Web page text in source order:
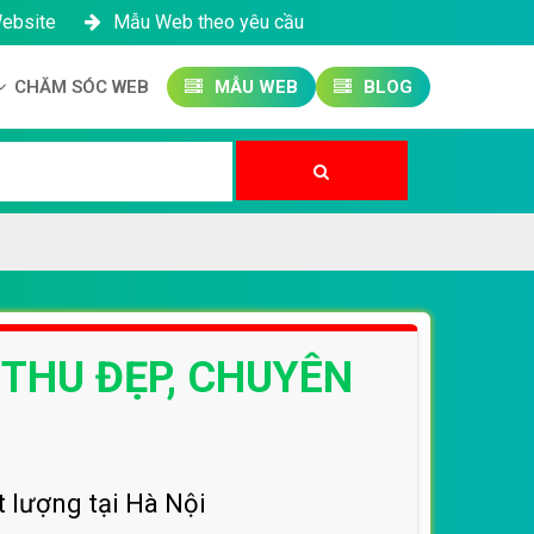
Mẫu Web theo yêu cầu
CHĂM SÓC WEB MẪU WEB BLOG
ĐẸP, CHUYÊN
lượng tại Hà Nội